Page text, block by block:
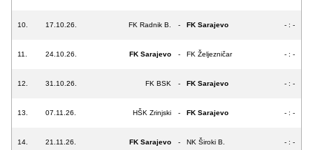
10. 17.10.26. FK Radnik B. - FK Sarajevo - : -
11. 24.10.26. FK Sarajevo - FK Željezničar - : -
12. 31.10.26. FK BSK - FK Sarajevo - : -
13. 07.11.26. HŠK Zrinjski - FK Sarajevo - : -
14. 21.11.26. FK Sarajevo - NK Široki B. - : -